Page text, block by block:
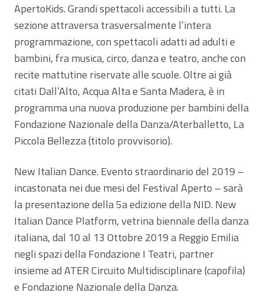
ApertoKids. Grandi spettacoli accessibili a tutti. La
sezione attraversa trasversalmente l’intera
programmazione, con spettacoli adatti ad adulti e
bambini, fra musica, circo, danza e teatro, anche con
recite mattutine riservate alle scuole. Oltre ai già
citati Dall’Alto, Acqua Alta e Santa Madera, è in
programma una nuova produzione per bambini della
Fondazione Nazionale della Danza/Aterballetto, La
Piccola Bellezza (titolo provvisorio).
New Italian Dance. Evento straordinario del 2019 –
incastonata nei due mesi del Festival Aperto – sarà
la presentazione della 5a edizione della NID. New
Italian Dance Platform, vetrina biennale della danza
italiana, dal 10 al 13 Ottobre 2019 a Reggio Emilia
negli spazi della Fondazione I Teatri, partner
insieme ad ATER Circuito Multidisciplinare (capofila)
e Fondazione Nazionale della Danza.